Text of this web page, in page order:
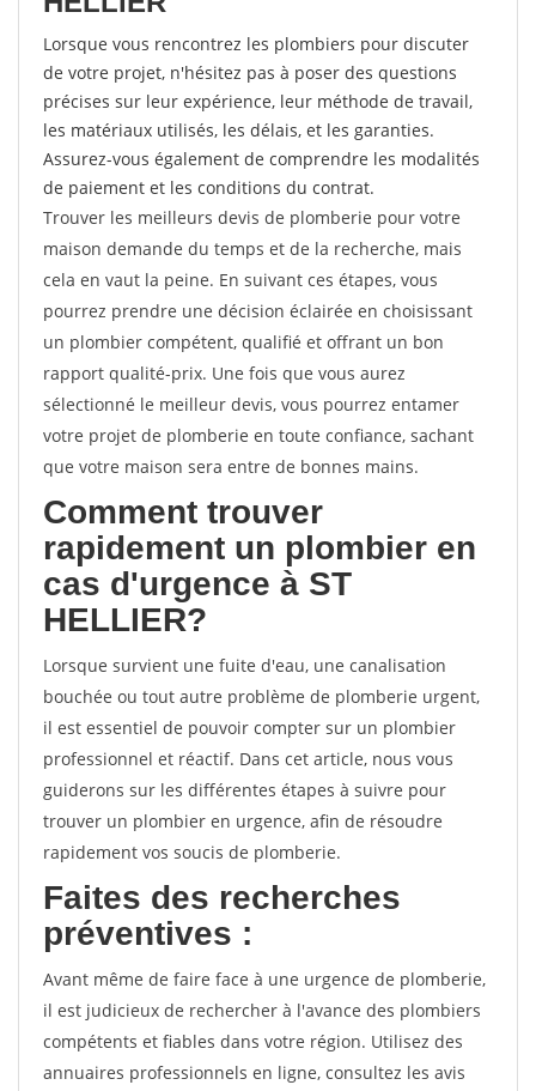
Lorsque vous rencontrez les plombiers pour discuter
de votre projet, n'hésitez pas à poser des questions
précises sur leur expérience, leur méthode de travail,
les matériaux utilisés, les délais, et les garanties.
Assurez-vous également de comprendre les modalités
de paiement et les conditions du contrat.
Trouver les meilleurs devis de plomberie pour votre
maison demande du temps et de la recherche, mais
cela en vaut la peine. En suivant ces étapes, vous
pourrez prendre une décision éclairée en choisissant
un plombier compétent, qualifié et offrant un bon
rapport qualité-prix. Une fois que vous aurez
sélectionné le meilleur devis, vous pourrez entamer
votre projet de plomberie en toute confiance, sachant
que votre maison sera entre de bonnes mains.
Comment trouver
rapidement un plombier en
cas d'urgence à ST
HELLIER?
Lorsque survient une fuite d'eau, une canalisation
bouchée ou tout autre problème de plomberie urgent,
il est essentiel de pouvoir compter sur un plombier
professionnel et réactif. Dans cet article, nous vous
guiderons sur les différentes étapes à suivre pour
trouver un plombier en urgence, afin de résoudre
rapidement vos soucis de plomberie.
Faites des recherches
préventives :
Avant même de faire face à une urgence de plomberie,
il est judicieux de rechercher à l'avance des plombiers
compétents et fiables dans votre région. Utilisez des
annuaires professionnels en ligne, consultez les avis